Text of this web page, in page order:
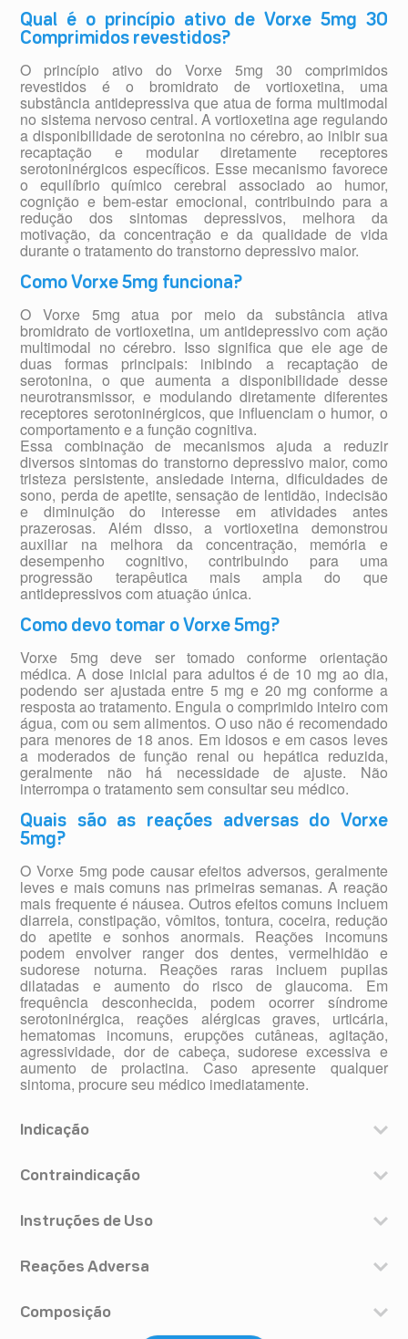
Qual é o princípio ativo de Vorxe 5mg 30
Comprimidos revestidos?
O princípio ativo do Vorxe 5mg 30 comprimidos
revestidos é o bromidrato de vortioxetina, uma
substância antidepressiva que atua de forma multimodal
no sistema nervoso central. A vortioxetina age regulando
a disponibilidade de serotonina no cérebro, ao inibir sua
recaptação e modular diretamente receptores
serotoninérgicos específicos. Esse mecanismo favorece
o equilíbrio químico cerebral associado ao humor,
cognição e bem-estar emocional, contribuindo para a
redução dos sintomas depressivos, melhora da
motivação, da concentração e da qualidade de vida
durante o tratamento do transtorno depressivo maior.
Como Vorxe 5mg funciona?
O Vorxe 5mg atua por meio da substância ativa
bromidrato de vortioxetina, um antidepressivo com ação
multimodal no cérebro. Isso significa que ele age de
duas formas principais: inibindo a recaptação de
serotonina, o que aumenta a disponibilidade desse
neurotransmissor, e modulando diretamente diferentes
receptores serotoninérgicos, que influenciam o humor, o
comportamento e a função cognitiva.
Essa combinação de mecanismos ajuda a reduzir
diversos sintomas do transtorno depressivo maior, como
tristeza persistente, ansiedade interna, dificuldades de
sono, perda de apetite, sensação de lentidão, indecisão
e diminuição do interesse em atividades antes
prazerosas. Além disso, a vortioxetina demonstrou
auxiliar na melhora da concentração, memória e
desempenho cognitivo, contribuindo para uma
progressão terapêutica mais ampla do que
antidepressivos com atuação única.
Como devo tomar o Vorxe 5mg?
Vorxe 5mg deve ser tomado conforme orientação
médica. A dose inicial para adultos é de 10 mg ao dia,
podendo ser ajustada entre 5 mg e 20 mg conforme a
resposta ao tratamento. Engula o comprimido inteiro com
água, com ou sem alimentos. O uso não é recomendado
para menores de 18 anos. Em idosos e em casos leves
a moderados de função renal ou hepática reduzida,
geralmente não há necessidade de ajuste. Não
interrompa o tratamento sem consultar seu médico.
Quais são as reações adversas do Vorxe
5mg?
O Vorxe 5mg pode causar efeitos adversos, geralmente
leves e mais comuns nas primeiras semanas. A reação
mais frequente é náusea. Outros efeitos comuns incluem
diarreia, constipação, vômitos, tontura, coceira, redução
do apetite e sonhos anormais. Reações incomuns
podem envolver ranger dos dentes, vermelhidão e
sudorese noturna. Reações raras incluem pupilas
dilatadas e aumento do risco de glaucoma. Em
frequência desconhecida, podem ocorrer síndrome
serotoninérgica, reações alérgicas graves, urticária,
hematomas incomuns, erupções cutâneas, agitação,
agressividade, dor de cabeça, sudorese excessiva e
aumento de prolactina. Caso apresente qualquer
sintoma, procure seu médico imediatamente.
Indicação
depressivo maior em adultos.
Contraindicação
Não tomar o Vorxe se você:
componentes mencionados anteriormente (veja em:
“COMPOSIÇÃO”).
conhecidos como “inibidores de monoaminoxidase não
seletivos” ou “inibidores seletivos da MAO-A”. Pergunte a
Instruções de Uso
médico instruiu. Verificar com seu médico ou
A dose recomendada do Vorxe é de 10 mg de
vortioxetina tomada como uma dose diária em adultos
abaixo de 65 anos de idade e em idosos acima de 65
Reações Adversa
efeitos adversos, apesar de que nem todos os pacientes
Composição